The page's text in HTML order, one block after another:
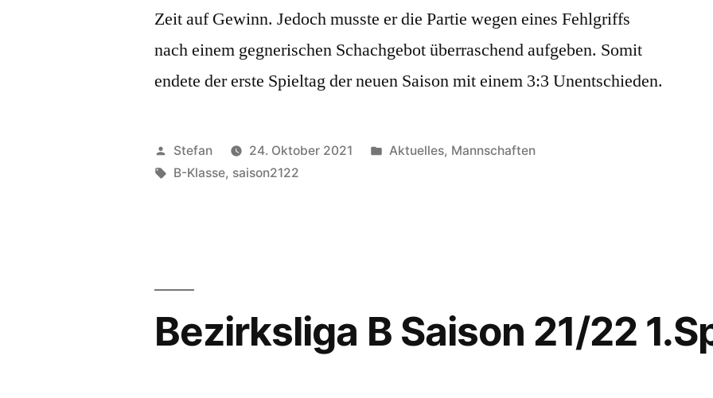
Zeit auf Gewinn. Jedoch musste er die Partie wegen eines Fehlgriffs
nach einem gegnerischen Schachgebot überraschend aufgeben. Somit
endete der erste Spieltag der neuen Saison mit einem 3:3 Unentschieden.
Veröffentlicht
von
Stefan 24. Oktober 2021
Veröffentlicht
Aktuelles, Mannschaften
Schlagwörter:
B-Klasse, saison2122
Bezirksliga B Saison 21/22